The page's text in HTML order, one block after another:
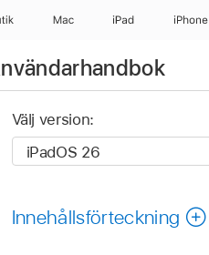
Mac iPad iPhone
Välj version:
Innehållsförteckning